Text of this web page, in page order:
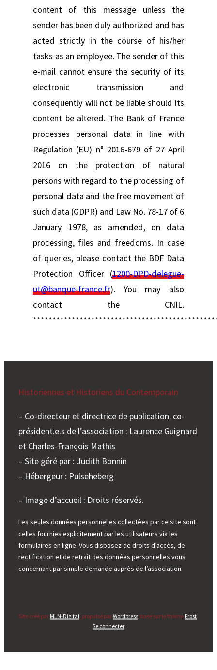
content of this message unless the
sender has been duly authorized and has
acted strictly in the course of his/her
tasks as an employee. The sender of this
e-mail cannot ensure the security of its
electronic transmission and
consequently will not be liable should its
content be altered. The Bank of France
processes personal data in line with
Regulation (EU) n° 2016-679 of 27 April
2016 on the protection of natural
persons with regard to the processing of
personal data and the free movement of
such data (GDPR) and Law No. 78-17 of 6
January 1978, as amended, on data
processing, files and freedoms. In case
of queries, please contact the BDF Data
Protection Officer (1200-DPD-delegue-
ut@banque-france.fr). You may also
contact the CNIL.
Historiennes et Historiens du Contemporain
– Co-directeur et directrice de publication, co-
président.e.s de l’association : Laurence Guignard
et Charles-François Mathis
– Site géré par : Judith Bonnin
– Hébergeur : Pulseheberg
– Image d’accueil : Droits réservés.
Les seules données personnelles collectées par ce site sont
celles fournies explicitement par les utilisateurs via les
formulaires en ligne. Vous disposez de droits d’accès, de
rectification et de retrait des données personnelles vous
concernant par simple demande auprès de l’association.
Site créé par MLN-Digital, propulsé parWordpress, basé sur le thème Frost.
Se connecter